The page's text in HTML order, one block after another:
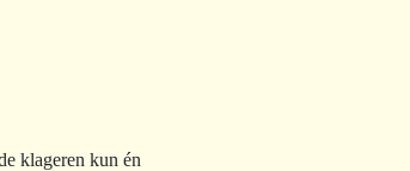
klageren kun én